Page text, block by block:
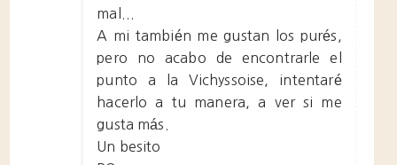
mal...
A mi también me gustan los purés,
pero no acabo de encontrarle el
punto a la Vichyssoise, intentaré
hacerlo a tu manera, a ver si me
gusta más.
Un besito